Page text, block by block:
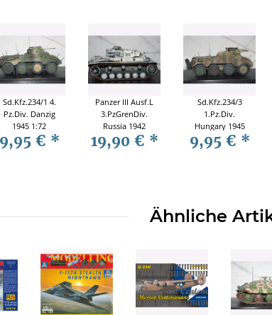
Sd.Kfz.234/1 4.
Pz.Div. Danzig
1945 1:72
Panzerstahl
88012
9,95 € *
Panzer III Ausf.L
3.PzGrenDiv.
Russia 1942
1:72
Panzerstahl
19,90 € *
Sd.Kfz.234/3
1.Pz.Div.
Hungary 1945
1:72
Panzerstahl
9,95 € *
Ähnliche